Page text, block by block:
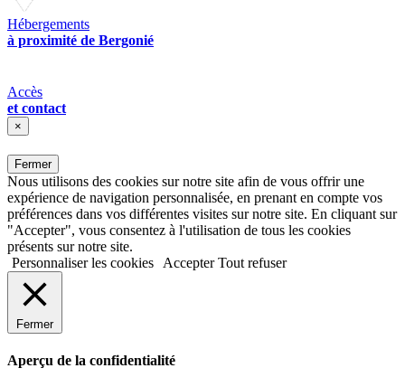
Hébergements
à proximité de Bergonié
Accès
et contact
×
Fermer
Nous utilisons des cookies sur notre site afin de vous offrir une
expérience de navigation personnalisée, en prenant en compte vos
préférences dans vos différentes visites sur notre site. En cliquant sur
"Accepter", vous consentez à l'utilisation de tous les cookies
présents sur notre site.
Personnaliser les cookies
Accepter Tout refuser
Fermer
Aperçu de la confidentialité